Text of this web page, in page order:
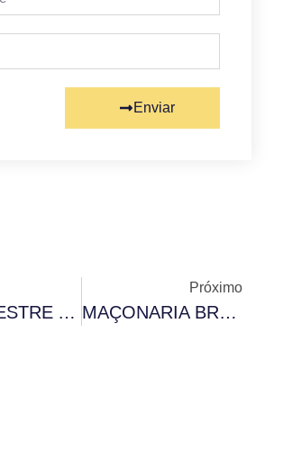
Enviar
GRÃO-MESTRE ADJUNTO PARTICIPA DE SESSÃO MAGNA DE INICIAÇÃO EM LOJA DO PARAGUAI
Próximo
MAÇONARIA BRASILEIRA SE POSICIONA CONTRA ABORTO E DESCRIMINALIZAÇÃO DA POSSE DE DROGAS